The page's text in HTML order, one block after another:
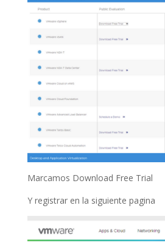
Marcamos Download Free Trial
Y registrar en la siguiente pagina